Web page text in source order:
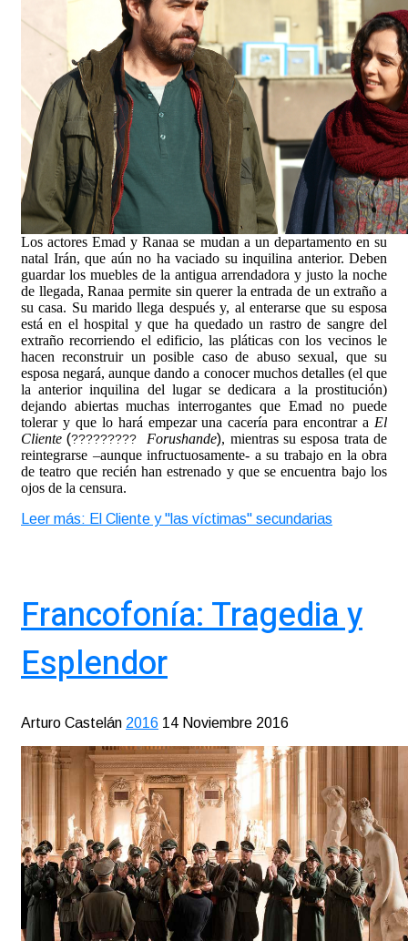
Los actores Emad y Ranaa se mudan a un departamento en su
natal Irán, que aún no ha vaciado su inquilina anterior. Deben
guardar los muebles de la antigua arrendadora y justo la noche
de llegada, Ranaa permite sin querer la entrada de un extraño a
su casa. Su marido llega después y, al enterarse que su esposa
está en el hospital y que ha quedado un rastro de sangre del
extraño recorriendo el edificio, las pláticas con los vecinos le
hacen reconstruir un posible caso de abuso sexual, que su
esposa negará, aunque dando a conocer muchos detalles (el que
la anterior inquilina del lugar se dedicara a la prostitución)
dejando abiertas muchas interrogantes que Emad no puede
tolerar y que lo hará empezar una cacería para encontrar a El
Cliente(????????? Forushande), mientras su esposa trata de
reintegrarse –aunque infructuosamente- a su trabajo en la obra
de teatro que recién han estrenado y que se encuentra bajo los
ojos de la censura.
Leer más: El Cliente y "las víctimas" secundarias
Francofonía: Tragedia y
Esplendor
Arturo Castelán 2016 14 Noviembre 2016